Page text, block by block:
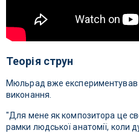
Теорія струн
Мюльрад вже експериментував
виконання.
"Для мене як композитора це
рамки людської анатомії, коли